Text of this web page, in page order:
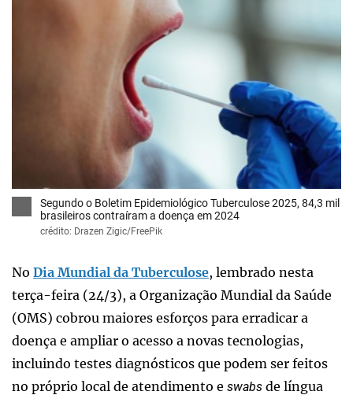
Segundo o Boletim Epidemiológico Tuberculose 2025, 84,3 mil
brasileiros contraíram a doença em 2024
crédito: Drazen Zigic/FreePik
No Dia Mundial da Tuberculose, lembrado nesta
terça-feira (24/3), a Organização Mundial da Saúde
(OMS) cobrou maiores esforços para erradicar a
doença e ampliar o acesso a novas tecnologias,
incluindo testes diagnósticos que podem ser feitos
no próprio local de atendimento e swabs de língua